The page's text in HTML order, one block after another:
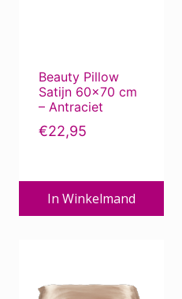
Beauty Pillow
Satijn 60×70 cm
– Antraciet
€22,95
In Winkelmand